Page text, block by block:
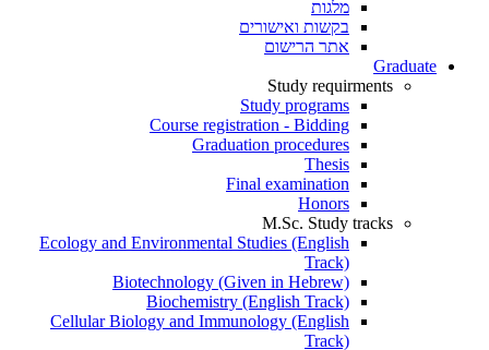
מלגות
בקשות ואישורים
אתר הרישום
Graduate
Study requirments
Study programs
Course registration - Bidding
Graduation procedures
Thesis
Final examination
Honors
M.Sc. Study tracks
Ecology and Environmental Studies (English
Track)
Biotechnology (Given in Hebrew)
Biochemistry (English Track)
Cellular Biology and Immunology (English
Track)